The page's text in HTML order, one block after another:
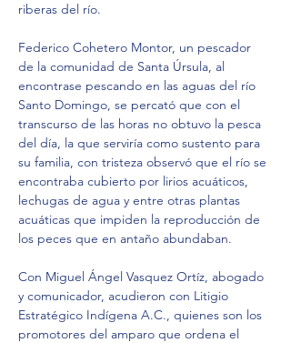
riberas del río.
Federico Cohetero Montor, un pescador
de la comunidad de Santa Úrsula, al
encontrase pescando en las aguas del río
Santo Domingo, se percató que con el
transcurso de las horas no obtuvo la pesca
del día, la que serviría como sustento para
su familia, con tristeza observó que el río se
encontraba cubierto por lirios acuáticos,
lechugas de agua y entre otras plantas
acuáticas que impiden la reproducción de
los peces que en antaño abundaban.
Con Miguel Ángel Vasquez Ortíz, abogado
y comunicador, acudieron con Litigio
Estratégico Indígena A.C., quienes son los
promotores del amparo que ordena el